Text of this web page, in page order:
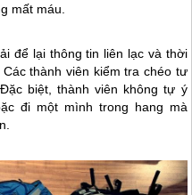
mất máu.
để lại thông tin liên lạc và thời
thành viên kiểm tra chéo tư
biệt, thành viên không tự ý
đi một mình trong hang mà